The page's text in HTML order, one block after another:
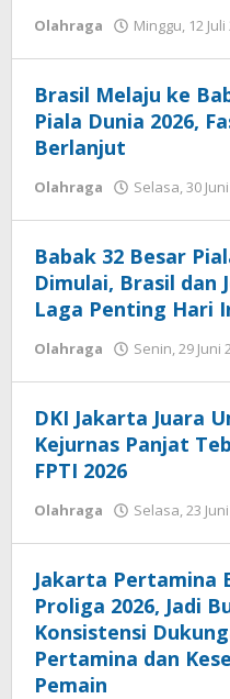
Olahraga Minggu, 12
Brasil Melaju ke
Piala Dunia 2026,
Berlanjut
Olahraga Selasa, 30
Babak 32 Besar
Dimulai, Brasil dan
Laga Penting Hari
Olahraga Senin, 29 Juni
DKI Jakarta Juara
Kejurnas Panjat
FPTI 2026
Olahraga Selasa, 23
Jakarta Pertamina
Proliga 2026, Jadi
Konsistensi
Pertamina dan
Pemain